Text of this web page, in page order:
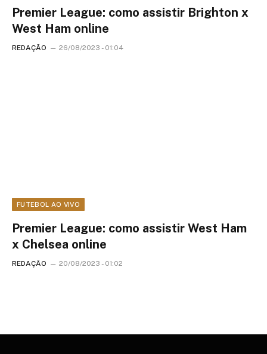
Premier League: como assistir Brighton x
West Ham online
REDAÇÃO 26/08/2023 - 01:04
FUTEBOL AO VIVO
Premier League: como assistir West Ham
x Chelsea online
REDAÇÃO 20/08/2023 - 01:02